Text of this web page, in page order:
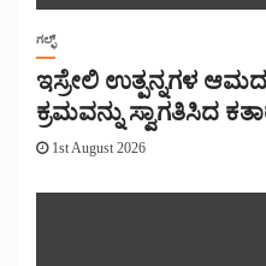
ಗಲ್ಫ್
ಇಸ್ರೇಲಿ ಉತ್ಪನ್ನಗಳ
ಕ್ರಮವನ್ನು ಸ್ವಾಗತಿಸಿದ
1st August 2026